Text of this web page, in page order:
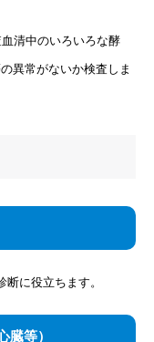
清中のいろいろな酵
異常がないか検査しま
に役立ちます。
臓等）